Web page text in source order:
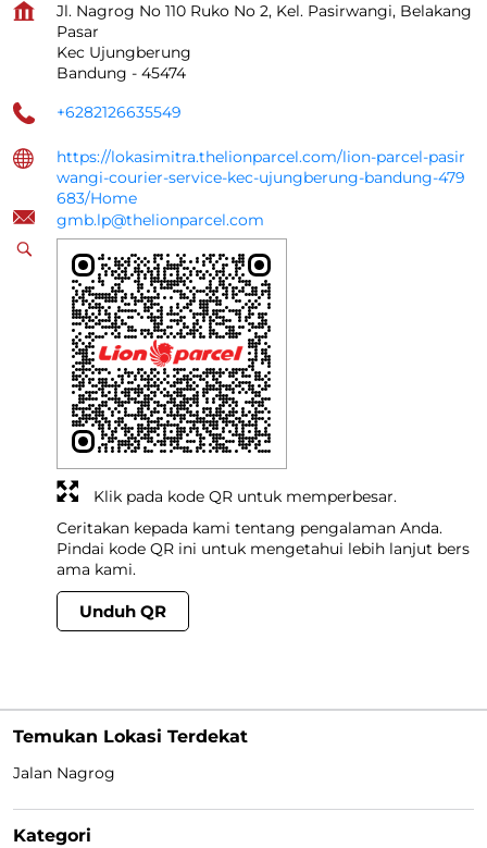
Jl. Nagrog No 110 Ruko No 2, Kel. Pasirwangi, Belakang
Pasar
Kec Ujungberung
Bandung - 45474
+6282126635549
https://lokasimitra.thelionparcel.com/lion-parcel-pasir
wangi-courier-service-kec-ujungberung-bandung-479
683/Home
gmb.lp@thelionparcel.com
Ceritakan kepada kami tentang pengalaman Anda.
Pindai kode QR ini untuk mengetahui lebih lanjut bers
ama kami.
Unduh QR
Klik pada kode QR untuk memperbesar.
Temukan Lokasi Terdekat
Jalan Nagrog
Kategori